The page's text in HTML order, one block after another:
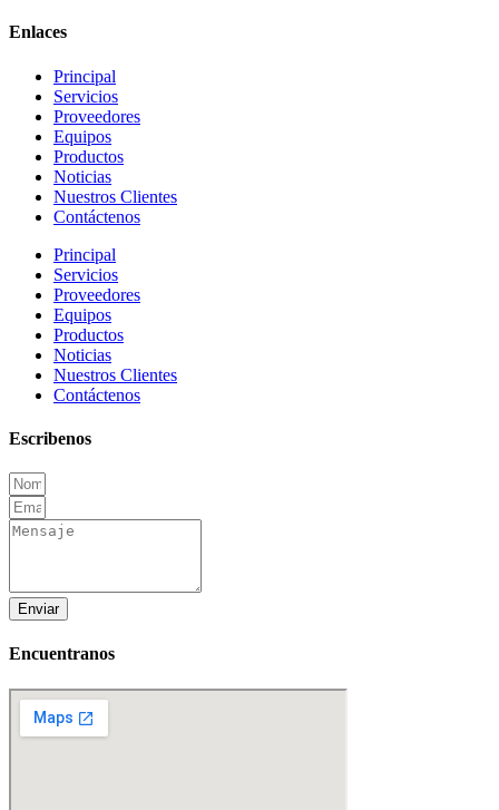
Enlaces
Principal
Servicios
Proveedores
Equipos
Productos
Noticias
Nuestros Clientes
Contáctenos
Principal
Servicios
Proveedores
Equipos
Productos
Noticias
Nuestros Clientes
Contáctenos
Escribenos
Enviar
Encuentranos